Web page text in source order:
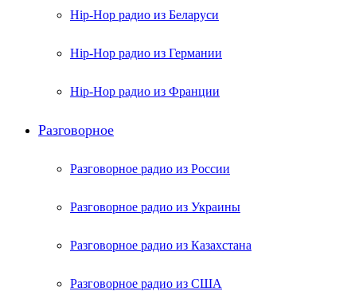
Hip-Hop радио из Беларуси
Hip-Hop радио из Германии
Hip-Hop радио из Франции
Разговорное
Разговорное радио из России
Разговорное радио из Украины
Разговорное радио из Казахстана
Разговорное радио из США